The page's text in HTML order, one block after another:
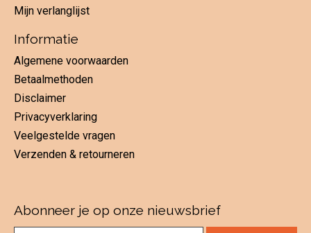
Mijn verlanglijst
Informatie
Algemene voorwaarden
Betaalmethoden
Disclaimer
Privacyverklaring
Veelgestelde vragen
Verzenden & retourneren
Abonneer je op onze nieuwsbrief